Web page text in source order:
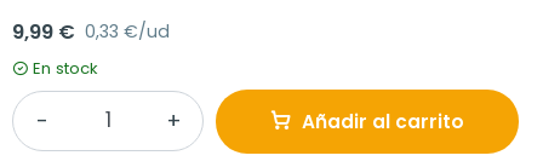
9,99 € 0,33 €/ud
En stock
Añadir al carrito